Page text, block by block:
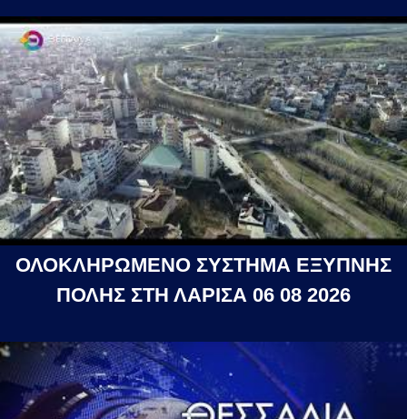
ΟΛΟΚΛΗΡΩΜΕΝΟ ΣΥΣΤΗΜΑ ΕΞΥΠΝΗΣ
ΠΟΛΗΣ ΣΤΗ ΛΑΡΙΣΑ 06 08 2026